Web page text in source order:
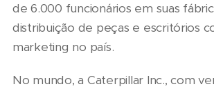
de 6.000 funcionários em suas
distribuição de peças e escritórios
marketing no país.
No mundo, a Caterpillar Inc., com